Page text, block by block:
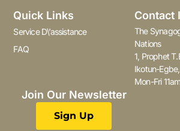
Quick Links
Service D\’assistance
FAQ
Contact
The
Nations
1, Prophet
Ikotun-
Mon-Fri
Join Our Newsletter
Sign Up